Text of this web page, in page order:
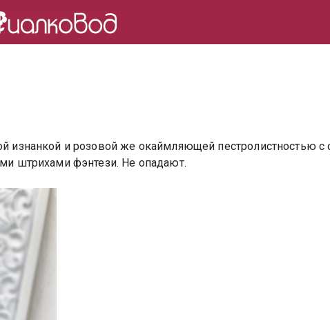
изнанкой и розовой же окаймляющей пестролистностью с
штрихами фэнтези. Не опадают.